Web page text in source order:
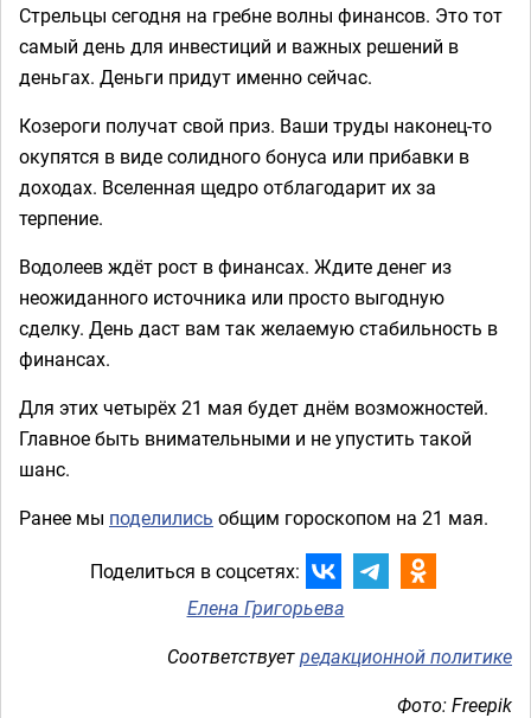
Стрельцы сегодня на гребне волны финансов. Это тот
самый день для инвестиций и важных решений в
деньгах. Деньги придут именно сейчас.
Козероги получат свой приз. Ваши труды наконец-то
окупятся в виде солидного бонуса или прибавки в
доходах. Вселенная щедро отблагодарит их за
терпение.
Водолеев ждёт рост в финансах. Ждите денег из
неожиданного источника или просто выгодную
сделку. День даст вам так желаемую стабильность в
финансах.
Для этих четырёх 21 мая будет днём возможностей.
Главное быть внимательными и не упустить такой
шанс.
Ранее мы поделились общим гороскопом на 21 мая.
Поделиться в соцсетях:
Елена Григорьева
Соответствуетредакционной политике
Фото: Freepik